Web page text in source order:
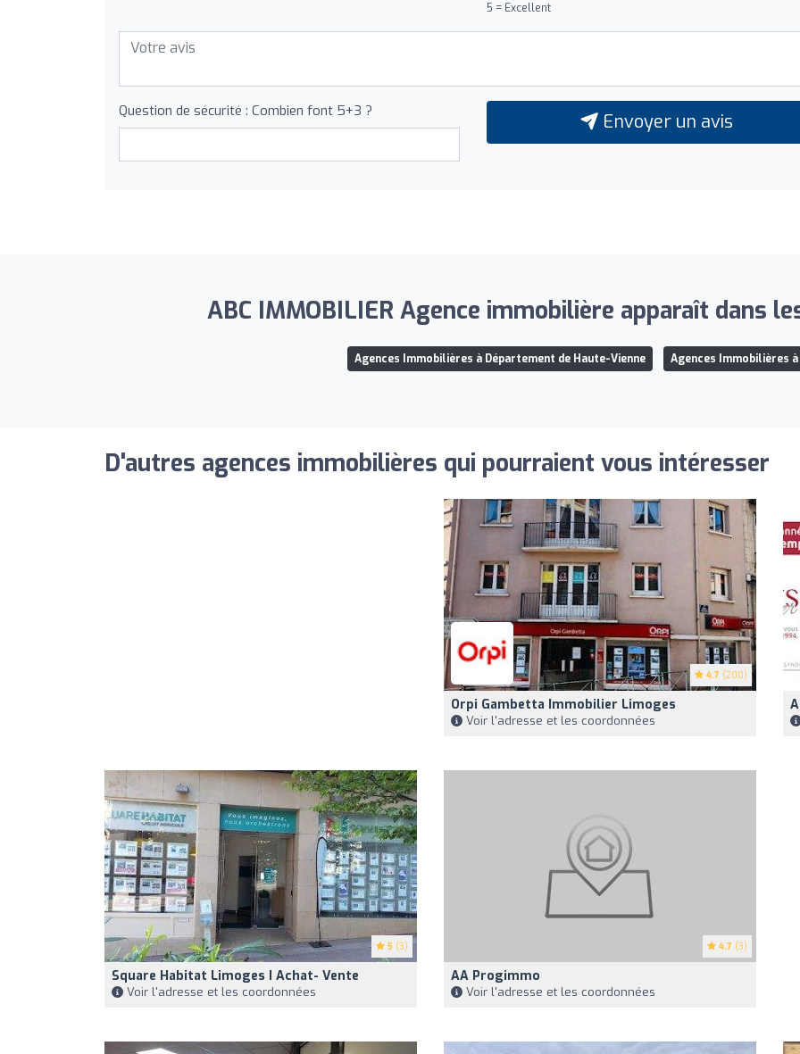
5 = Excellent
Question de sécurité : Combien font 5+3 ? Envoyer un avis
ABC IMMOBILIER Agence immobilière apparaît dans
Agences Immobilières à Département de Haute-Vienne Agences Immobilières
D'autres agences immobilières qui pourraient vous intéresser
4.7 (200)
Orpi Gambetta Immobilier Limoges
Voir l'adresse et les coordonnées
5 (3)
Square Habitat Limoges I Achat- Vente
Voir l'adresse et les coordonnées
4.7 (3)
AA Progimmo
Voir l'adresse et les coordonnées